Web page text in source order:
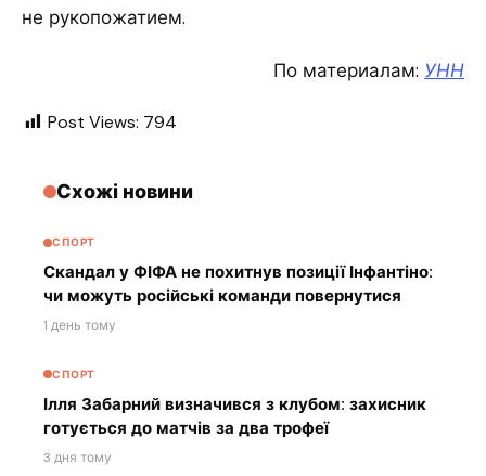
не рукопожатием.
По материалам: УНН
Post Views: 794
Схожі новини
СПОРТ
Скандал у ФІФА не похитнув позиції Інфантіно:
чи можуть російські команди повернутися
1 день тому
СПОРТ
Ілля Забарний визначився з клубом: захисник
готується до матчів за два трофеї
3 дня тому